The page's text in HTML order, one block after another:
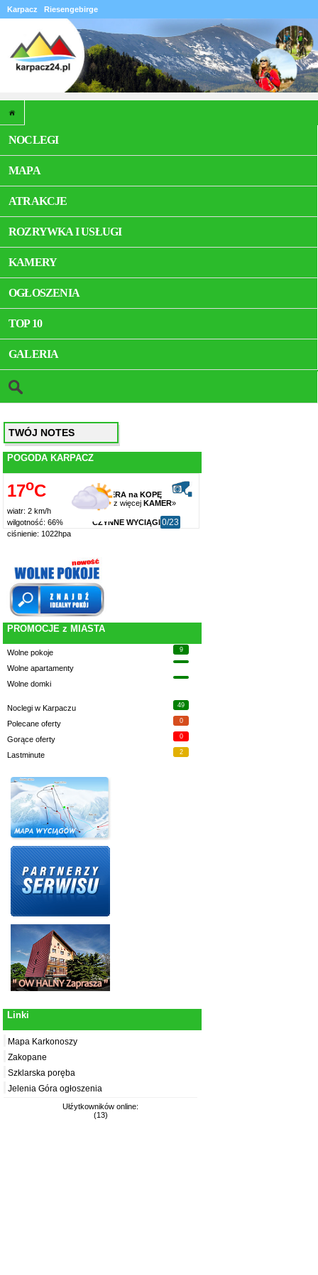
Karpacz Riesengebirge
NOCLEGI
MAPA
ATRAKCJE
ROZRYWKA I USŁUGI
KAMERY
OGŁOSZENIA
TOP 10
GALERIA
TWÓJ NOTES
POGODA KARPACZ
17oC
wiatr: 2 km/h
wilgotność: 66%
ciśnienie: 1022hpa
KAMERA na KOPĘ
zobacz więcej KAMER»
CZYNNE WYCIĄGI0/23
PROMOCJE z MIASTA
Wolne pokoje 9
Wolne apartamenty
Wolne domki
Noclegi w Karpaczu 49
Polecane oferty 0
Gorące oferty 0
Lastminute 2
Linki
Mapa Karkonoszy
Zakopane
Szklarska poręba
Jelenia Góra ogłoszenia
Ułźytkowników online:
(13)